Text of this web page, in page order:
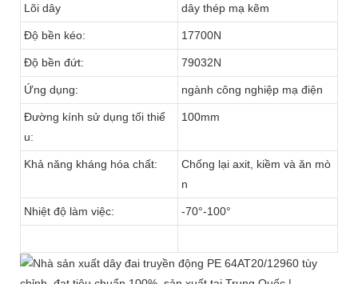
Lõi dây dây thép mạ kẽm
Độ bền kéo: 17700N
Độ bền đứt: 79032N
Ứng dụng: ngành công nghiệp mạ điện
Đường kính sử dụng tối thiể
u:
100mm
Khả năng kháng hóa chất:
Chống lại axit, kiềm và ăn mò
n
Nhiệt độ làm việc: -70°-100°